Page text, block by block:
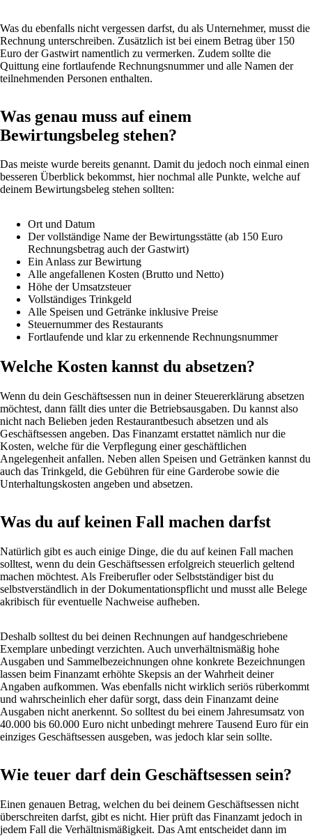
Was du ebenfalls nicht vergessen darfst, du als Unternehmer, musst die
Rechnung unterschreiben. Zusätzlich ist bei einem Betrag über 150
Euro der Gastwirt namentlich zu vermerken. Zudem sollte die
Quittung eine fortlaufende Rechnungsnummer und alle Namen der
teilnehmenden Personen enthalten.
Was genau muss auf einem
Bewirtungsbeleg stehen?
Das meiste wurde bereits genannt. Damit du jedoch noch einmal einen
besseren Überblick bekommst, hier nochmal alle Punkte, welche auf
deinem Bewirtungsbeleg stehen sollten:
Ort und Datum
Der vollständige Name der Bewirtungsstätte (ab 150 Euro
Rechnungsbetrag auch der Gastwirt)
Ein Anlass zur Bewirtung
Alle angefallenen Kosten (Brutto und Netto)
Höhe der Umsatzsteuer
Vollständiges Trinkgeld
Alle Speisen und Getränke inklusive Preise
Steuernummer des Restaurants
Fortlaufende und klar zu erkennende Rechnungsnummer
Welche Kosten kannst du absetzen?
Wenn du dein Geschäftsessen nun in deiner Steuererklärung absetzen
möchtest, dann fällt dies unter die Betriebsausgaben. Du kannst also
nicht nach Belieben jeden Restaurantbesuch absetzen und als
Geschäftsessen angeben. Das Finanzamt erstattet nämlich nur die
Kosten, welche für die Verpflegung einer geschäftlichen
Angelegenheit anfallen. Neben allen Speisen und Getränken kannst du
auch das Trinkgeld, die Gebühren für eine Garderobe sowie die
Unterhaltungskosten angeben und absetzen.
Was du auf keinen Fall machen darfst
Natürlich gibt es auch einige Dinge, die du auf keinen Fall machen
solltest, wenn du dein Geschäftsessen erfolgreich steuerlich geltend
machen möchtest. Als Freiberufler oder Selbstständiger bist du
selbstverständlich in der Dokumentationspflicht und musst alle Belege
akribisch für eventuelle Nachweise aufheben.
Deshalb solltest du bei deinen Rechnungen auf handgeschriebene
Exemplare unbedingt verzichten. Auch unverhältnismäßig hohe
Ausgaben und Sammelbezeichnungen ohne konkrete Bezeichnungen
lassen beim Finanzamt erhöhte Skepsis an der Wahrheit deiner
Angaben aufkommen. Was ebenfalls nicht wirklich seriös rüberkommt
und wahrscheinlich eher dafür sorgt, dass dein Finanzamt deine
Ausgaben nicht anerkennt. So solltest du bei einem Jahresumsatz von
40.000 bis 60.000 Euro nicht unbedingt mehrere Tausend Euro für ein
einziges Geschäftsessen ausgeben, was jedoch klar sein sollte.
Wie teuer darf dein Geschäftsessen sein?
Einen genauen Betrag, welchen du bei deinem Geschäftsessen nicht
überschreiten darfst, gibt es nicht. Hier prüft das Finanzamt jedoch in
jedem Fall die Verhältnismäßigkeit. Das Amt entscheidet dann im